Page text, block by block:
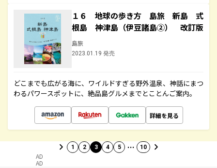
１６ 地球の歩き方 島旅 新島 式
根島 神津島（伊豆諸島②） 改訂版
島旅
2023.01.19 発売
どこまでも広がる海に、ワイルドすぎる野外温泉、神話にまつ
わるパワースポットに、絶品島グルメまでとことんご案内。
詳細を見る
1 2 3 4 5 … 10
AD
AD